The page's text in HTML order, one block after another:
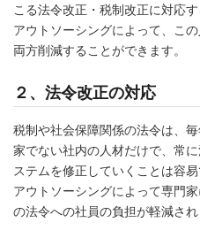
こる法令改正・税制改正に対応す
アウトソーシングによって、こ
両方削減することができます。
２、法令改正の対応
税制や社会保障関係の法令は、
家でない社内の人材だけで、常
ステムを修正していくことは容易
アウトソーシングによって専門
の法令への社員の負担が軽減され